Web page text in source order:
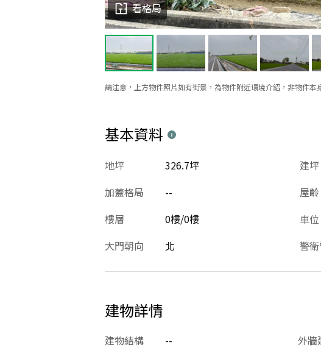
請注意，上方物件照片如有街景，為物件附近環境介紹，非物件本
看格局
基本資料
建坪
地坪 326.7坪
加蓋格局
-- 屋齡
樓層
0樓/0樓 車位
大門朝向
北 警
建物詳情
建物結構 -- 外牆